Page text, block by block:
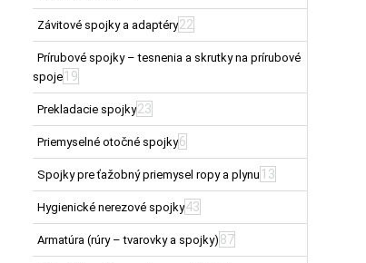
Závitové spojky a adaptéry22
Prírubové spojky – tesnenia a skrutky na prírubové
spoje 19
Prekladacie spojky23
Priemyselné otočné spojky6
Spojky pre ťažobný priemysel ropy a plynu 13
Hygienické nerezové spojky43
Armatúra (rúry – tvarovky a spojky) 87